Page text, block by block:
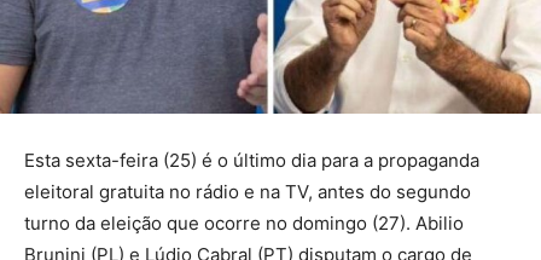
Esta sexta-feira (25) é o último dia para a propaganda
eleitoral gratuita no rádio e na TV, antes do segundo
turno da eleição que ocorre no domingo (27). Abilio
Brunini (PL) e Lúdio Cabral (PT) disputam o cargo de